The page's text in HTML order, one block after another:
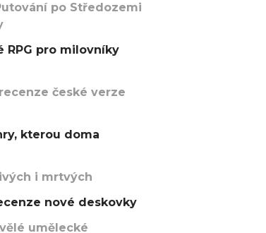
po Středozemi
RPG pro milovníky
české verze
kterou doma
i mrtvých
nové deskovky
umělecké